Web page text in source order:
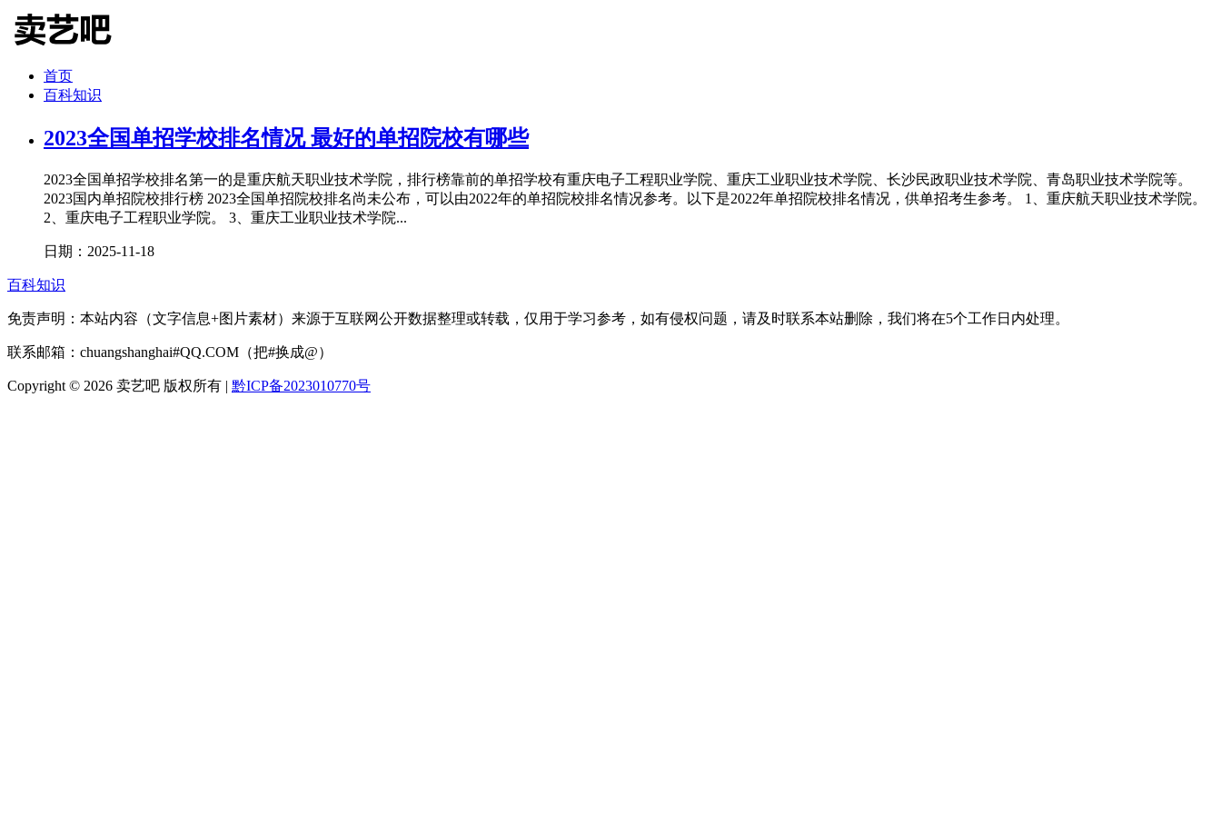
首页
百科知识
2023全国单招学校排名情况 最好的单招院校有哪些
2023全国单招学校排名第一的是重庆航天职业技术学院，排行榜靠前的单招学校有重庆电子工程职业学院、重庆工业职业技术学院、长沙民政职业技术学院、青岛职业技术学院等。
2023国内单招院校排行榜 2023全国单招院校排名尚未公布，可以由2022年的单招院校排名情况参考。以下是2022年单招院校排名情况，供单招考生参考。 1、重庆航天职业技术学院。
2、重庆电子工程职业学院。 3、重庆工业职业技术学院...
日期：2025-11-18
百科知识
免责声明：本站内容（文字信息+图片素材）来源于互联网公开数据整理或转载，仅用于学习参考，如有侵权问题，请及时联系本站删除，我们将在5个工作日内处理。
联系邮箱：chuangshanghai#QQ.COM（把#换成@）
Copyright © 2026 卖艺吧 版权所有 | 黔ICP备2023010770号